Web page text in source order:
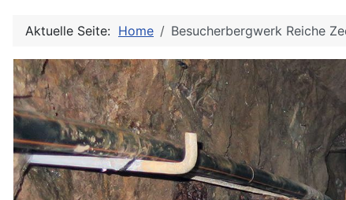
Aktuelle Seite: Home Besucherbergwerk Reiche